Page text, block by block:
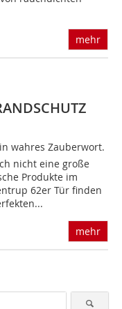
mehr
wahres Zauberwort.
nicht eine große
Produkte im
62er Tür finden
mehr